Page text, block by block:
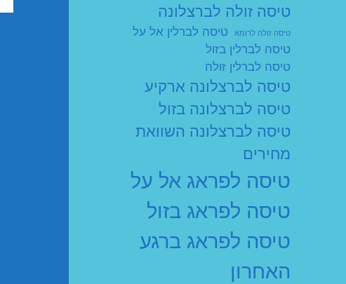
טיסה זולה לברצלונה
טיסה זולה לרומא
טיסה לברלין אל על
טיסה לברלין בזול
טיסה לברלין זולה
טיסה לברצלונה ארקיע
טיסה לברצלונה בזול
טיסה לברצלונה השוואת
מחירים
טיסה לפראג אל על
טיסה לפראג בזול
טיסה לפראג ברגע
האחרון